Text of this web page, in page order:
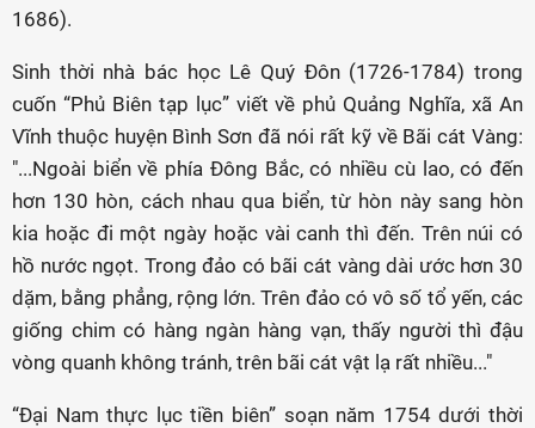
1686).
Sinh thời nhà bác học Lê Quý Ðôn (1726-1784) trong
cuốn “Phủ Biên tạp lục” viết về phủ Quảng Nghĩa, xã An
Vĩnh thuộc huyện Bình Sơn đã nói rất kỹ về Bãi cát Vàng:
"...Ngoài biển về phía Ðông Bắc, có nhiều cù lao, có đến
hơn 130 hòn, cách nhau qua biển, từ hòn này sang hòn
kia hoặc đi một ngày hoặc vài canh thì đến. Trên núi có
hồ nước ngọt. Trong đảo có bãi cát vàng dài ước hơn 30
dặm, bằng phẳng, rộng lớn. Trên đảo có vô số tổ yến, các
giống chim có hàng ngàn hàng vạn, thấy người thì đậu
vòng quanh không tránh, trên bãi cát vật lạ rất nhiều..."
“Ðại Nam thực lục tiền biên” soạn năm 1754 dưới thời